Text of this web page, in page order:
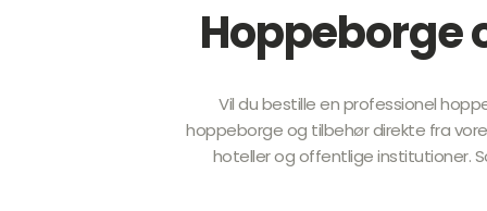
Hoppeborge
Vil du bestille en professionel
hoppeborge og tilbehør direkte fra
hoteller og offentlige institutioner.